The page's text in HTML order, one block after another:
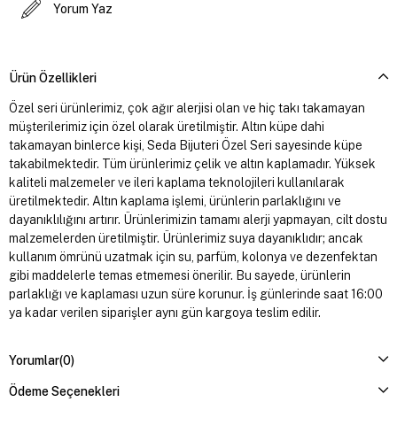
Yorum Yaz
Ürün Özellikleri
Özel seri ürünlerimiz, çok ağır alerjisi olan ve hiç takı takamayan
müşterilerimiz için özel olarak üretilmiştir. Altın küpe dahi
takamayan binlerce kişi, Seda Bijuteri Özel Seri sayesinde küpe
takabilmektedir. Tüm ürünlerimiz çelik ve altın kaplamadır. Yüksek
kaliteli malzemeler ve ileri kaplama teknolojileri kullanılarak
üretilmektedir. Altın kaplama işlemi, ürünlerin parlaklığını ve
dayanıklılığını artırır. Ürünlerimizin tamamı alerji yapmayan, cilt dostu
malzemelerden üretilmiştir. Ürünlerimiz suya dayanıklıdır; ancak
kullanım ömrünü uzatmak için su, parfüm, kolonya ve dezenfektan
gibi maddelerle temas etmemesi önerilir. Bu sayede, ürünlerin
parlaklığı ve kaplaması uzun süre korunur. İş günlerinde saat 16:00
ya kadar verilen siparişler aynı gün kargoya teslim edilir.
Yorumlar(0)
Ödeme Seçenekleri